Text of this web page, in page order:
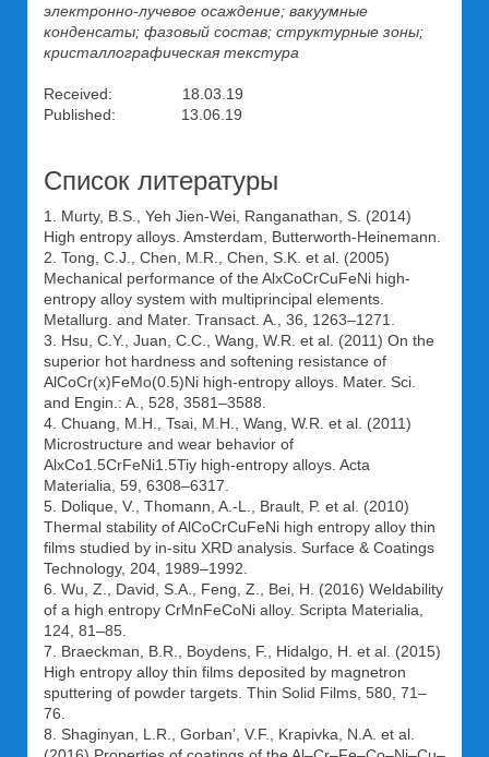
электронно-лучевое осаждение; вакуумные
конденсаты; фазовый состав; структурные зоны;
кристаллографическая текстура
Received: 18.03.19
Published: 13.06.19
Список литературы
1. Murty, B.S., Yeh Jien-Wei, Ranganathan, S. (2014)
High entropy alloys. Amsterdam, Butterworth-Heinemann.
2. Tong, C.J., Chen, M.R., Chen, S.K. et al. (2005)
Mechanical performance of the AlxCoCrCuFeNi high-
entropy alloy system with multiprincipal elements.
Metallurg. and Mater. Transact. A., 36, 1263–1271.
3. Hsu, C.Y., Juan, C.C., Wang, W.R. et al. (2011) On the
superior hot hardness and softening resistance of
AlCoCr(x)FeMo(0.5)Ni high-entropy alloys. Mater. Sci.
and Engin.: A., 528, 3581–3588.
4. Chuang, M.H., Tsai, M.H., Wang, W.R. et al. (2011)
Microstructure and wear behavior of
AlxCo1.5CrFeNi1.5Tiy high-entropy alloys. Acta
Materialia, 59, 6308–6317.
5. Dolique, V., Thomann, A.-L., Brault, P. et al. (2010)
Thermal stability of AlCoCrCuFeNi high entropy alloy thin
films studied by in-situ XRD analysis. Surface & Coatings
Technology, 204, 1989–1992.
6. Wu, Z., David, S.A., Feng, Z., Bei, H. (2016) Weldability
of a high entropy CrMnFeCoNi alloy. Scripta Materialia,
124, 81–85.
7. Braeckman, B.R., Boydens, F., Hidalgo, H. et al. (2015)
High entropy alloy thin films deposited by magnetron
sputtering of powder targets. Thin Solid Films, 580, 71–
76.
8. Shaginyan, L.R., Gorban’, V.F., Krapivka, N.A. et al.